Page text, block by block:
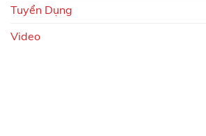
Tuyển Dụng
Video